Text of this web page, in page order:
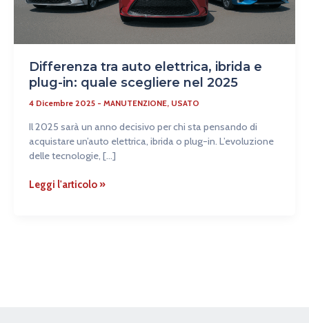
Differenza tra auto elettrica, ibrida e
plug-in: quale scegliere nel 2025
4 Dicembre 2025 - MANUTENZIONE, USATO
Il 2025 sarà un anno decisivo per chi sta pensando di
acquistare un’auto elettrica, ibrida o plug-in. L’evoluzione
delle tecnologie, […]
nel
Leggi l'articolo »